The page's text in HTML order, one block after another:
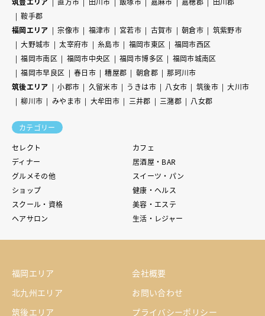
鞍手郡
福岡エリア
宗像市 福津市 宮若市 古賀市 朝倉市
筑紫野市
大野城市
太宰府市 糸島市 福岡市東区
福岡市西区
福岡市南区
福岡市中央区 福岡市博多区
福岡市城南区
福岡市早良区
春日市 糟屋郡 朝倉郡
那珂川市
筑後エリア
小郡市 久留米市 うきは市 八女市 筑後市
大川市
柳川市
みやま市 大牟田市 三井郡 三潴郡 八女郡
カテゴリー
セレクト
カフェ
ディナー
居酒屋・BAR
グルメその他
スイーツ・パン
ショップ
健康・ヘルス
スクール・資格
美容・エステ
ヘアサロン
生活・レジャー
福岡エリア
北九州エリア
筑後エリア
会社概要
お問い合わせ
プライバシーポリシー